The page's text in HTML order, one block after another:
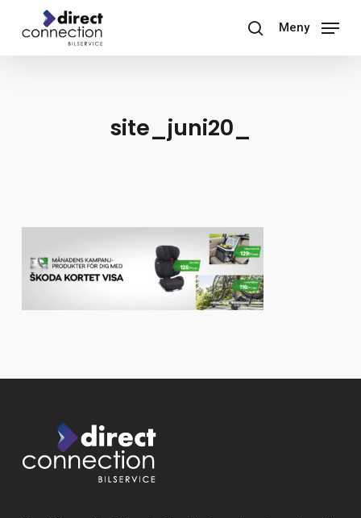
main
search
Meny
site_juni20_